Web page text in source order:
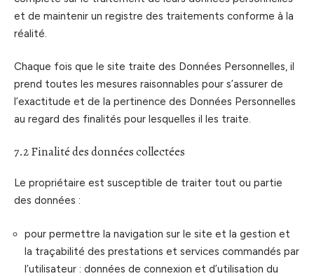
et de maintenir un registre des traitements conforme à la
réalité.
Chaque fois que le site traite des Données Personnelles, il
prend toutes les mesures raisonnables pour s’assurer de
l’exactitude et de la pertinence des Données Personnelles
au regard des finalités pour lesquelles il les traite.
7.2 Finalité des données collectées
Le propriétaire est susceptible de traiter tout ou partie
des données :
pour permettre la navigation sur le site et la gestion et
la traçabilité des prestations et services commandés par
l’utilisateur : données de connexion et d’utilisation du